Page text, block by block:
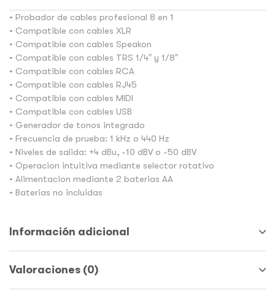
• Probador de cables profesional 8 en 1
• Compatible con cables XLR
• Compatible con cables Speakon
• Compatible con cables TRS 1/4″ y 1/8″
• Compatible con cables RCA
• Compatible con cables RJ45
• Compatible con cables MIDI
• Compatible con cables USB
• Generador de tonos integrado
• Frecuencia de prueba: 1 kHz o 440 Hz
• Niveles de salida: +4 dBu, -10 dBV o -50 dBV
• Operacion intuitiva mediante selector rotativo
• Alimentacion mediante 2 baterias AA
• Baterias no incluidas
Información adicional
Valoraciones (0)